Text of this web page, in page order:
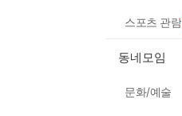
스포츠 관람
동네모임
문화/예술